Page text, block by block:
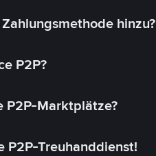
hinzu?
P2P?
P2P-Marktplätze?
P2P-Treuhanddienst!